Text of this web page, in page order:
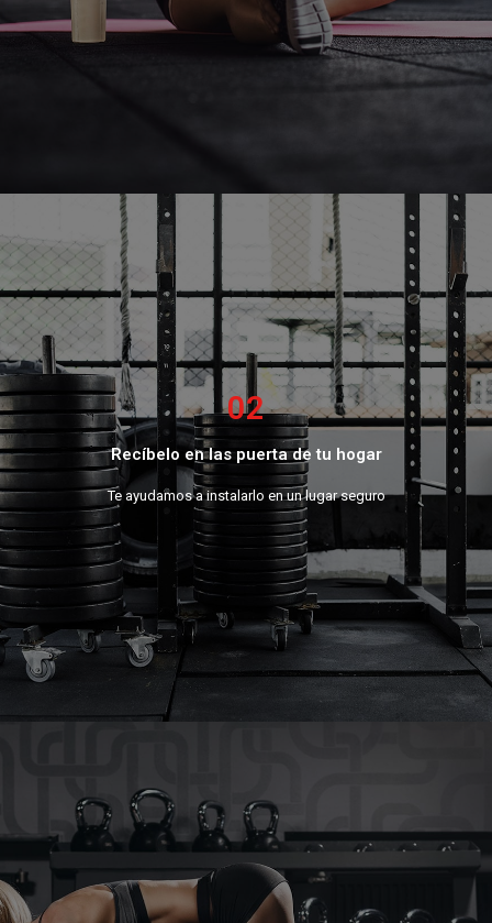
02
Recíbelo en las puerta de tu hogar
Te ayudamos a instalarlo en un lugar seguro